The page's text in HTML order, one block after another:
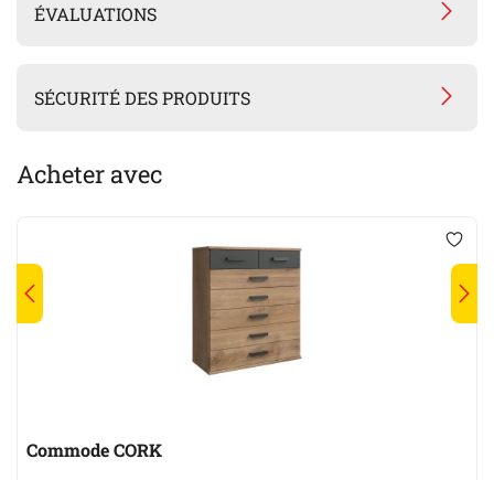
ÉVALUATIONS
SÉCURITÉ DES PRODUITS
Acheter avec
Commode CORK